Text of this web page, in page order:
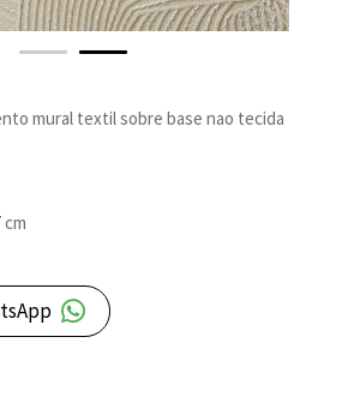
mural textil sobre base nao tecida
cm